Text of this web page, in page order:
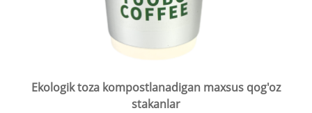
Ekologik toza kompostlanadigan maxsus qog'oz
stakanlar